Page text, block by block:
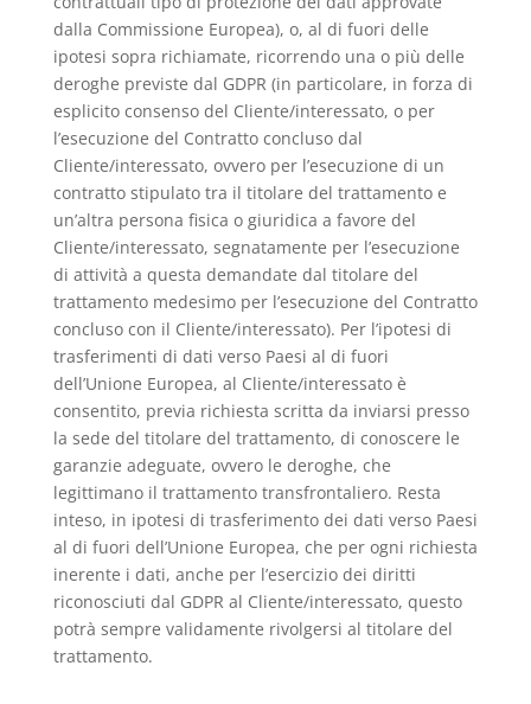
dalla Commissione Europea), o, al di fuori delle
ipotesi sopra richiamate, ricorrendo una o più delle
deroghe previste dal GDPR (in particolare, in forza di
esplicito consenso del Cliente/interessato, o per
l’esecuzione del Contratto concluso dal
Cliente/interessato, ovvero per l’esecuzione di un
contratto stipulato tra il titolare del trattamento e
un’altra persona fisica o giuridica a favore del
Cliente/interessato, segnatamente per l’esecuzione
di attività a questa demandate dal titolare del
trattamento medesimo per l’esecuzione del Contratto
concluso con il Cliente/interessato). Per l’ipotesi di
trasferimenti di dati verso Paesi al di fuori
dell’Unione Europea, al Cliente/interessato è
consentito, previa richiesta scritta da inviarsi presso
la sede del titolare del trattamento, di conoscere le
garanzie adeguate, ovvero le deroghe, che
legittimano il trattamento transfrontaliero. Resta
inteso, in ipotesi di trasferimento dei dati verso Paesi
al di fuori dell’Unione Europea, che per ogni richiesta
inerente i dati, anche per l’esercizio dei diritti
riconosciuti dal GDPR al Cliente/interessato, questo
potrà sempre validamente rivolgersi al titolare del
trattamento.